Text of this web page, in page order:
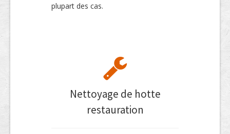
plupart des cas.
Nettoyage de hotte
restauration